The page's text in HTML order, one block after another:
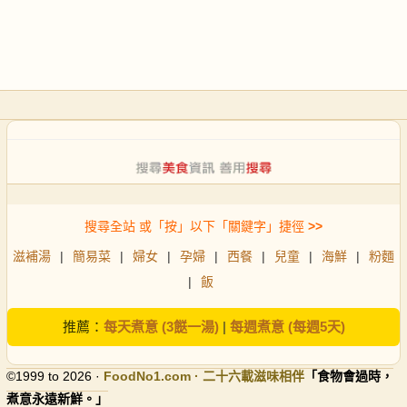
搜尋全站 或「按」以下「關鍵字」捷徑 >>
滋補湯 | 簡易菜 | 婦女 | 孕婦 | 西餐 | 兒童 | 海鮮 |
粉麵
|
飯
推薦： 每天煮意 (3餸一湯)| 每週煮意 (每週5天)
©1999 to 2026 · FoodNo1.com · 二十六載滋味相伴 「食物會過時，
煮意永遠新鮮。」